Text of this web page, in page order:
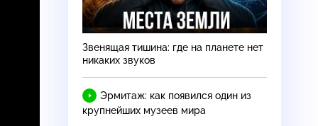
Звенящая тишина: где на планете нет
никаких звуков
Эрмитаж: как появился один из
крупнейших музеев мира